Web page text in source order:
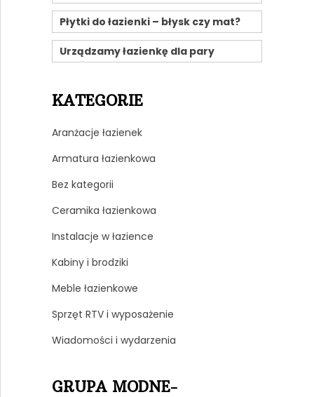
Płytki do łazienki – błysk czy mat?
Urządzamy łazienkę dla pary
KATEGORIE
Aranżacje łazienek
Armatura łazienkowa
Bez kategorii
Ceramika łazienkowa
Instalacje w łazience
Kabiny i brodziki
Meble łazienkowe
Sprzęt RTV i wyposażenie
Wiadomości i wydarzenia
GRUPA MODNE-